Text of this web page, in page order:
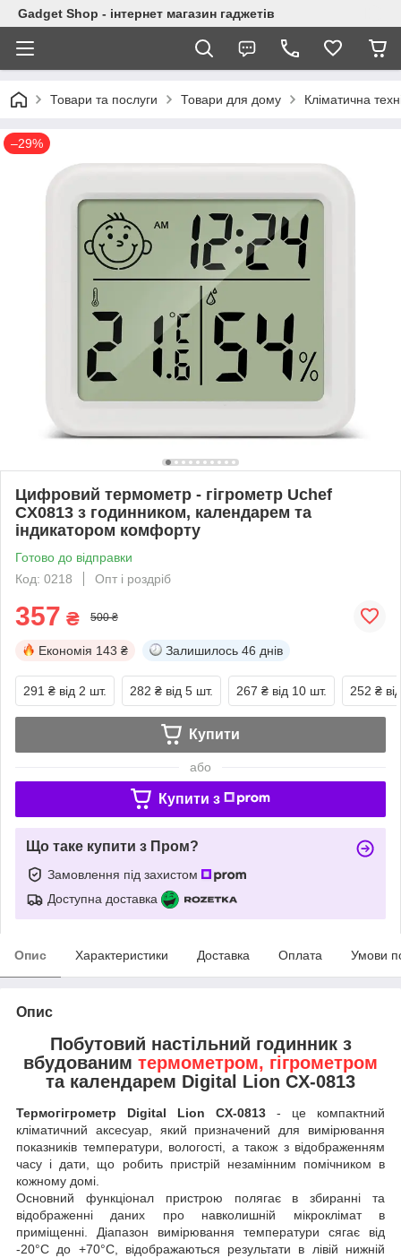
Gadget Shop - інтернет магазин гаджетів
Товари та послуги Товари для дому Кліматична
–29%
Цифровий термометр - гігрометр Uchef
CX0813 з годинником, календарем та
індикатором комфорту
Готово до відправки
Код: 0218
Опт і роздріб
357 ₴ 500 ₴
Економія 143 ₴ Залишилось 46 днів
291 ₴ від 2 шт. 282 ₴ від 5 шт. 267 ₴ від 10 шт. 252 ₴
Купити
або
Купити з
Що таке купити з Пром?
Замовлення під захистом
Доступна доставка
Опис Характеристики Доставка Оплата Умови
Опис
Побутовий настільний годинник з
вбудованим термометром, гігрометром
та календарем Digital Lion CX-0813
Термогігрометр Digital Lion CX-0813 - це компактний
кліматичний аксесуар, який призначений для вимірювання
показників температури, вологості, а також з відображенням
часу і дати, що робить пристрій незамінним помічником в
кожному домі.
Основний функціонал пристрою полягає в збиранні та
відображенні даних про навколишній мікроклімат в
приміщенні. Діапазон вимірювання температури сягає від
-20°C до +70°C, відображаються результати в лівій нижній